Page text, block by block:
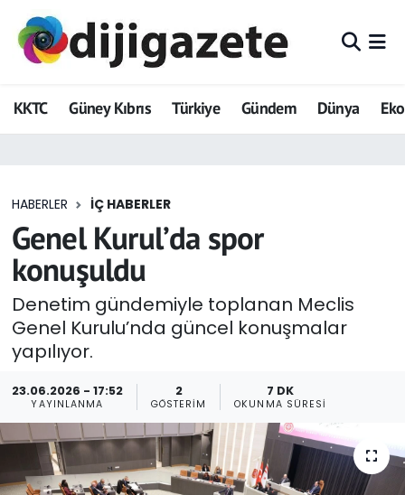
KKTC Güney Kıbrıs Türkiye Gündem Dünya
HABERLER İÇ HABERLER
Genel Kurul’da spor
konuşuldu
Denetim gündemiyle toplanan Meclis
Genel Kurulu’nda güncel konuşmalar
yapılıyor.
23.06.2026 - 17:52
YAYINLANMA
2
GÖSTERIM
7 DK
OKUNMA SÜRESI
ADVERTORIAL
Dijigazete
Eğitim
Ekonomi
Foto Galeri
GEZİ
Güncel
Gündem
KKTC
Hava Durumu
Trafik Durumu
Tüm Manşetler
Son Dakika Haberleri
Haber Arşivi